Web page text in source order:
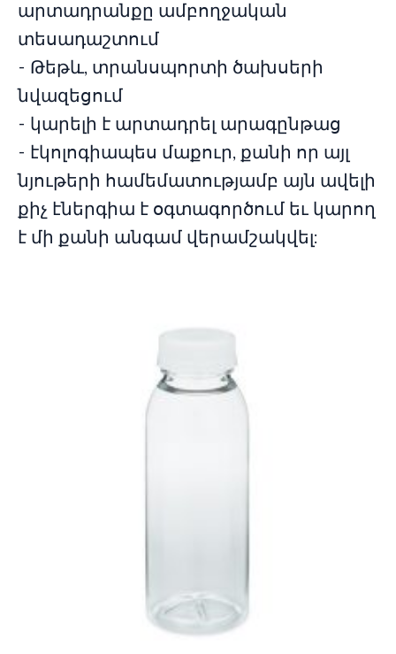
արտադրանքը ամբողջական
տեսադաշտում
- Թեթև, տրանսպորտի ծախսերի
նվազեցում
- կարելի է արտադրել արագընթաց
- էկոլոգիապես մաքուր, քանի որ այլ
նյութերի համեմատությամբ այն ավելի
քիչ էներգիա է օգտագործում եւ կարող
է մի քանի անգամ վերամշակվել: